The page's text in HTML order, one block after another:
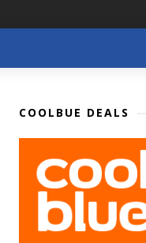
COOLBUE DEALS